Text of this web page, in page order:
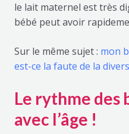
le lait maternel est très
bébé peut avoir
Sur le même sujet : mon
est-ce la faute de la
Le rythme des
avec l’âge !